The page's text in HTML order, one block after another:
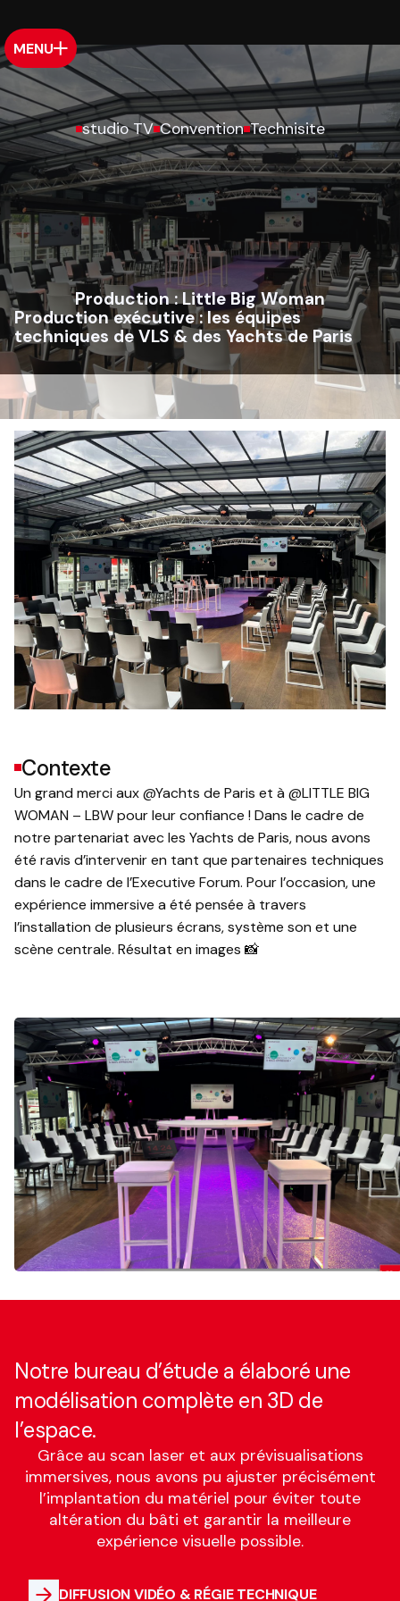
MENU
studio TV Convention Technisite
Production :Little Big Woman
Production exécutive :les équipes
techniques de VLS & des Yachts de Paris
Contexte
Un grand merci aux @Yachts de Paris et à @LITTLE BIG
WOMAN – LBW pour leur confiance ! Dans le cadre de
notre partenariat avec les Yachts de Paris, nous avons
été ravis d’intervenir en tant que partenaires techniques
dans le cadre de l’Executive Forum. Pour l’occasion, une
expérience immersive a été pensée à travers
l’installation de plusieurs écrans, système son et une
scène centrale. Résultat en images 📸
Notre bureau d’étude a élaboré une
modélisation complète en 3D de
l’espace.
Grâce au scan laser et aux prévisualisations
immersives, nous avons pu ajuster précisément
l’implantation du matériel pour éviter toute
altération du bâti et garantir la meilleure
expérience visuelle possible.
DIFFUSION VIDÉO & RÉGIE TECHNIQUE